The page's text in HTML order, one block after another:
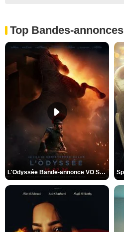
Top Bandes-annonces
L'Odyssée Bande-annonce VO STFR